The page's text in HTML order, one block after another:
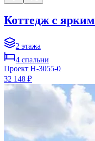
Коттедж с
2 этажа
4 спальни
Проект H-3055-0
32 148 ₽